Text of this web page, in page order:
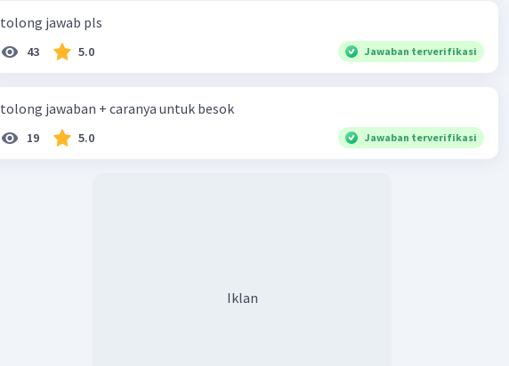
tolong jawab pls
43 5.0 Jawaban terverifikasi
tolong jawaban + caranya untuk besok
19 5.0 Jawaban terverifikasi
Iklan